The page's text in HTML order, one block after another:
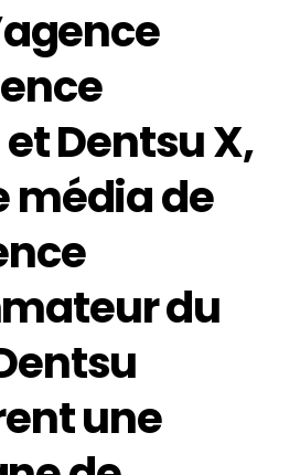
Dentsu X,
média de
du
une